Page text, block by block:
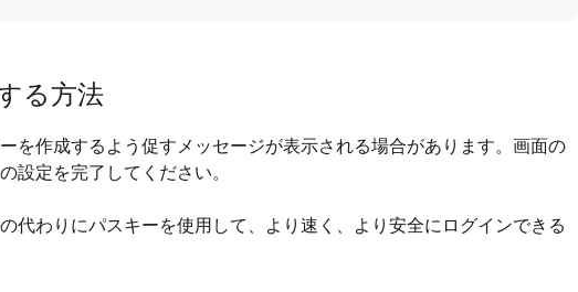
る方法
を作成するよう促すメッセージが表示される場合があります。画面の
設定を完了してください。
代わりにパスキーを使用して、より速く、より安全にログインできる